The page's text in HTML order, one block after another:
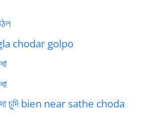
chodar golpo
চোদা চুদি bien near sathe choda